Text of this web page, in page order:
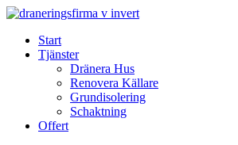
Skip
contentStart
Tjänster
Dränera Hus
Renovera Källare
Grundisolering
Schaktning
Offert